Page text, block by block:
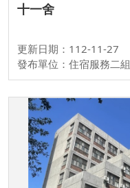
十一舍
更新日期：112-11-27
發布單位：住宿服務二組